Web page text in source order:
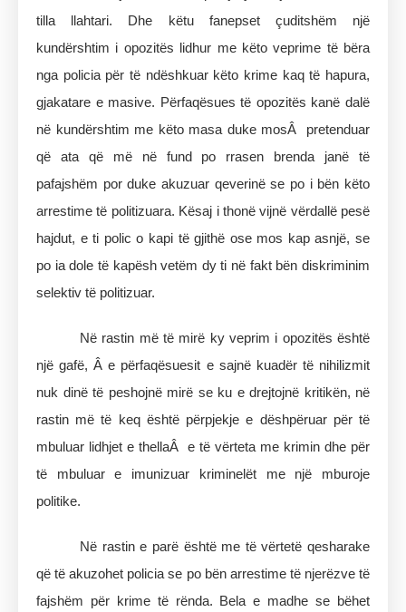
tilla llahtari. Dhe këtu fanepset çuditshëm një
kundërshtim i opozitës lidhur me këto veprime të bëra
nga policia për të ndëshkuar këto krime kaq të hapura,
gjakatare e masive. Përfaqësues të opozitës kanë dalë
në kundërshtim me këto masa duke mosÂ pretenduar
që ata që më në fund po rrasen brenda janë të
pafajshëm por duke akuzuar qeverinë se po i bën këto
arrestime të politizuara. Kësaj i thonë vijnë vërdallë pesë
hajdut, e ti polic o kapi të gjithë ose mos kap asnjë, se
po ia dole të kapësh vetëm dy ti në fakt bën diskriminim
selektiv të politizuar.
Në rastin më të mirë ky veprim i opozitës është
një gafë, Â e përfaqësuesit e sajnë kuadër të nihilizmit
nuk dinë të peshojnë mirë se ku e drejtojnë kritikën, në
rastin më të keq është përpjekje e dëshpëruar për të
mbuluar lidhjet e thellaÂ e të vërteta me krimin dhe për
të mbuluar e imunizuar kriminelët me një mburoje
politike.
Në rastin e parë është me të vërtetë qesharake
që të akuzohet policia se po bën arrestime të njerëzve të
fajshëm për krime të rënda. Bela e madhe se bëhet